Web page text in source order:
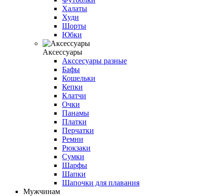
Халаты
Худи
Шорты
Юбки
Аксессуары
Акссесуары разные
Бафы
Кошельки
Кепки
Клатчи
Очки
Панамы
Платки
Перчатки
Ремни
Рюкзаки
Сумки
Шарфы
Шапки
Шапочки для плавания
Мужчинам